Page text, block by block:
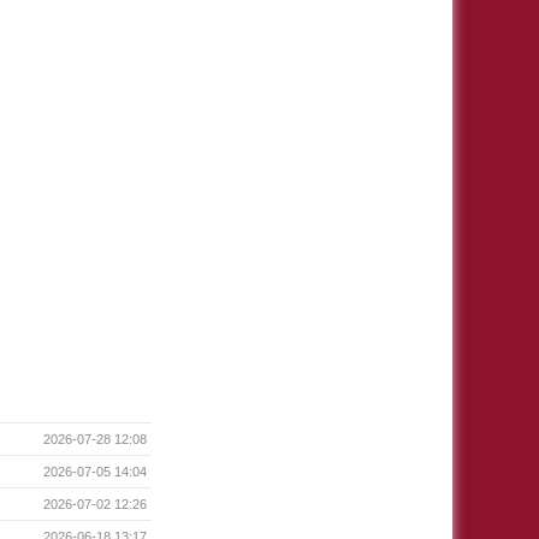
2026-07-28 12:08
2026-07-05 14:04
2026-07-02 12:26